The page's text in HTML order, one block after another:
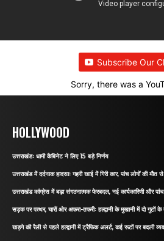
Subscribe Our
Sorry, there was a
HOLLYWOOD
उत्तराखंडः धामी कैबिनेट ने लिए 15 बड़े निर्णय
उत्तराखंड में दर्दनाक हादसाः गहरी खाई में गिरी कार, पांच लोगों की मौत
उत्तराखंड कांग्रेस में बड़ा संगठनात्मक फेरबदल, नई कार्यकारिणी और पांच
सड़क पर पत्थर, चारों ओर अफरा-तफरीः हल्द्वानी के मुखानी में दो गुटों
खड़गे की रैली से पहले हल्द्वानी में ट्रैफिक अलर्ट, कई रूटों पर बदली